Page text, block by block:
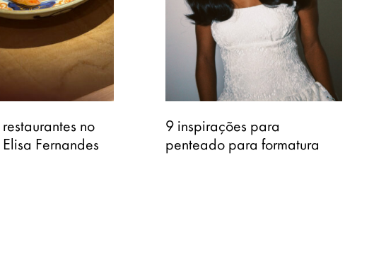
no
Fernandes
9 inspirações para
penteado para formatura